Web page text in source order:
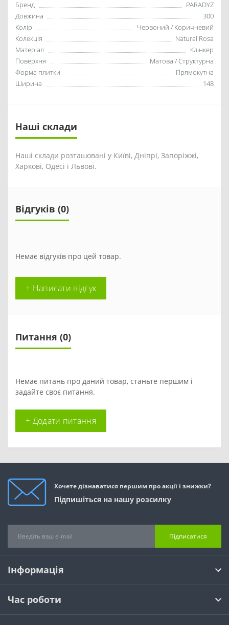
Бренд
PARADYZ
Довжина
300
Колір
Червоний / Коричневий
Колекція
Natural Rosa
Матеріал
Клінкер
Поверхня
Матова / Структурна
Форма плитки
Прямокутна
Ширина
148
Наші склади
Наші склади розташовані у Київі, Дніпрі, Запоріжжі,
Харкові, Одесі і Львові.
Відгуків (0)
Немає відгуків про цей товар.
+ Написати відгук
Питання (0)
Немає питань про даний товар, станьте першим і
задайте своє питання.
+ Додати питання
Хочете дізнаватися першим про акції і знижки?
Підпишіться на нашу розсилку
Підписатися
Інформація
Час роботи